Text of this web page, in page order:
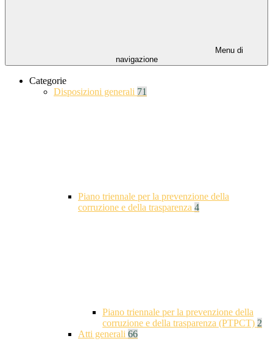
Menu di
navigazione
Categorie
Disposizioni generali 71
Piano triennale per la prevenzione della
corruzione e della trasparenza 4
Piano triennale per la prevenzione della
corruzione e della trasparenza (PTPCT) 2
Atti generali 66